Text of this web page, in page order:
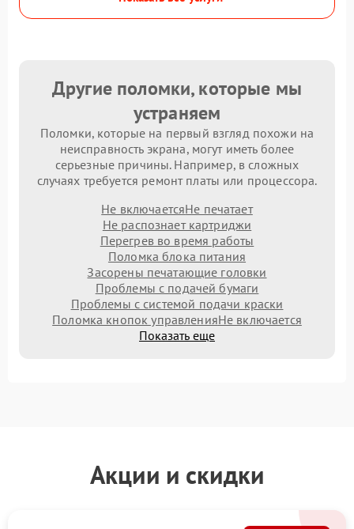
Другие поломки, которые мы
устраняем
Поломки, которые на первый взгляд похожи на
неисправность экрана, могут иметь более
серьезные причины. Например, в сложных
случаях требуется ремонт платы или процессора.
Не включаетсяНе печатает
Не распознает картриджи
Перегрев во время работы
Поломка блока питания
Засорены печатающие головки
Проблемы с подачей бумаги
Проблемы с системой подачи краски
Поломка кнопок управленияНе включается
Показать еще
Акции и скидки